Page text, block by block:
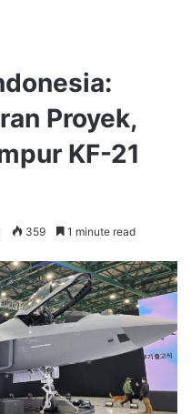
Proyek,
KF-21
359 1 minute read